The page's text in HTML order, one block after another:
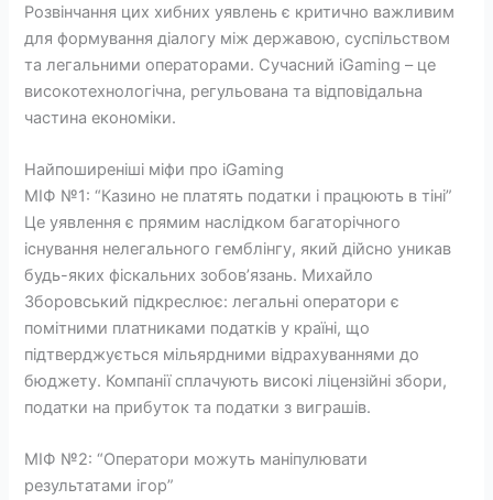
Розвінчання цих хибних уявлень є критично важливим
для формування діалогу між державою, суспільством
та легальними операторами. Сучасний iGaming – це
високотехнологічна, регульована та відповідальна
частина економіки.
Найпоширеніші міфи про iGaming
МІФ №1: “Казино не платять податки і працюють в тіні”
Це уявлення є прямим наслідком багаторічного
існування нелегального гемблінгу, який дійсно уникав
будь-яких фіскальних зобов’язань. Михайло
Зборовський підкреслює: легальні оператори є
помітними платниками податків у країні, що
підтверджується мільярдними відрахуваннями до
бюджету. Компанії сплачують високі ліцензійні збори,
податки на прибуток та податки з виграшів.
МІФ №2: “Оператори можуть маніпулювати
результатами ігор”